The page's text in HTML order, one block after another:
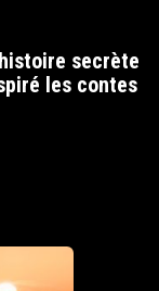
secrète
les contes